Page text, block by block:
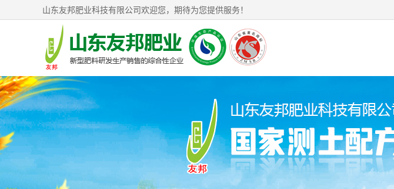
山东友邦肥业科技有限公司欢迎您，期待为您提供服务！